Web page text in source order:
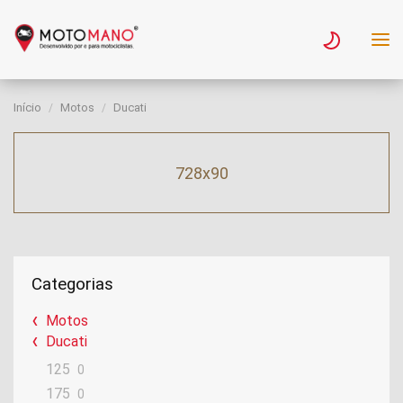
Início Motos Ducati
728x90
Categorias
Motos
Ducati
125
0
175 0